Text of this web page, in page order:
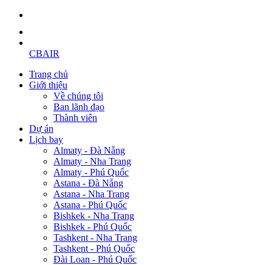
CBAIR
Trang chủ
Giới thiệu
Về chúng tôi
Ban lãnh đạo
Thành viên
Dự án
Lịch bay
Almaty - Đà Nẵng
Almaty - Nha Trang
Almaty - Phú Quốc
Astana - Đà Nẵng
Astana - Nha Trang
Astana - Phú Quốc
Bishkek - Nha Trang
Bishkek - Phú Quốc
Tashkent - Nha Trang
Tashkent - Phú Quốc
Đài Loan - Phú Quốc